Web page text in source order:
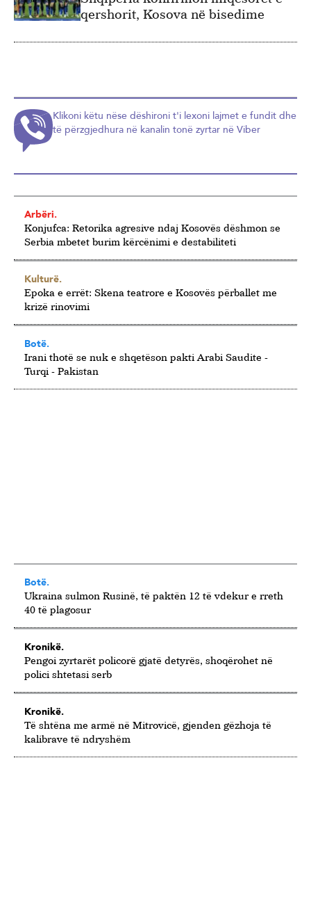
qershorit, Kosova në bisedime
Klikoni këtu nëse dëshironi t'i lexoni lajmet e fundit dhe
të përzgjedhura në kanalin tonë zyrtar në Viber
Arbëri.
Konjufca: Retorika agresive ndaj Kosovës dëshmon se
Serbia mbetet burim kërcënimi e destabiliteti
Kulturë.
Epoka e errët: Skena teatrore e Kosovës përballet me
krizë rinovimi
Botë.
Irani thotë se nuk e shqetëson pakti Arabi Saudite -
Turqi - Pakistan
Botë.
Ukraina sulmon Rusinë, të paktën 12 të vdekur e rreth
40 të plagosur
Kronikë.
Pengoi zyrtarët policorë gjatë detyrës, shoqërohet në
polici shtetasi serb
Kronikë.
Të shtëna me armë në Mitrovicë, gjenden gëzhoja të
kalibrave të ndryshëm